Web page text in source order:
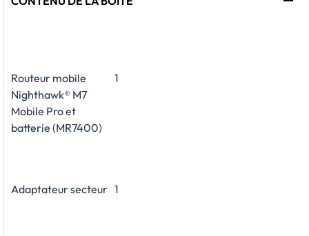
Routeur mobile
Nighthawk® M7
Mobile Pro et
batterie (MR7400)
1
Adaptateur secteur 1